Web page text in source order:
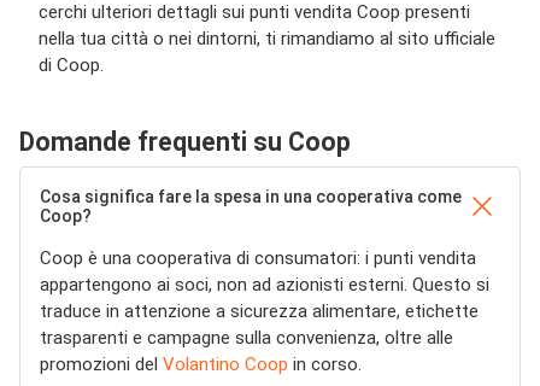
cerchi ulteriori dettagli sui punti vendita Coop presenti
nella tua città o nei dintorni, ti rimandiamo al sito ufficiale
di Coop.
Domande frequenti su Coop
Cosa significa fare la spesa in una cooperativa come
Coop?
Coop è una cooperativa di consumatori: i punti vendita
appartengono ai soci, non ad azionisti esterni. Questo si
traduce in attenzione a sicurezza alimentare, etichette
trasparenti e campagne sulla convenienza, oltre alle
promozioni del Volantino Coop in corso.